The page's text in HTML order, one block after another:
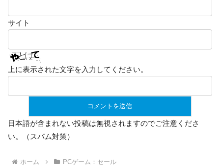
サイト
上に表示された文字を入力してください。
日本語が含まれない投稿は無視されますのでご注意くださ
い。（スパム対策）
ホーム PCゲーム：セール